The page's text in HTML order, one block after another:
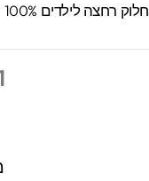
רחצה לילדים 100% כותנה בד עבה רק ₪89 | יש כפל מבצעים!
1